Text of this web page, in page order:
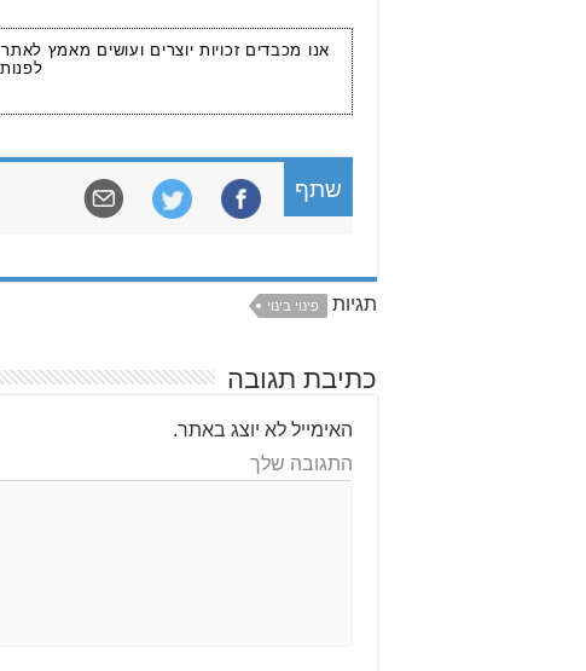
אנו מכבדים זכויות יוצרים ועושים מאמץ
שתף
תגיות פינוי בינוי
כתיבת תגובה
האימייל לא יוצג באתר.
התגובה שלך